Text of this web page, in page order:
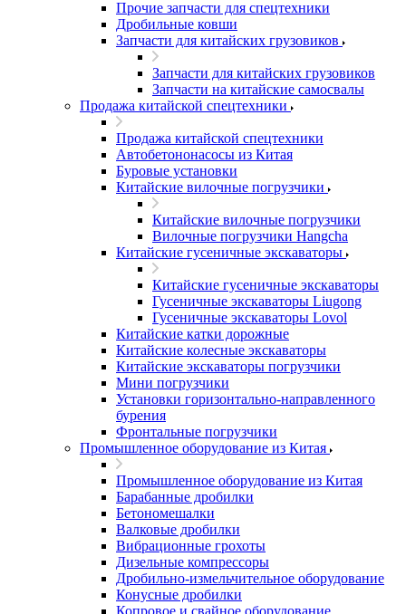
Прочие запчасти для спецтехники
Дробильные ковши
Запчасти для китайских грузовиков
Запчасти для китайских грузовиков
Запчасти на китайские самосвалы
Продажа китайской спецтехники
Продажа китайской спецтехники
Автобетононасосы из Китая
Буровые установки
Китайские вилочные погрузчики
Китайские вилочные погрузчики
Вилочные погрузчики Hangcha
Китайские гусеничные экскаваторы
Китайские гусеничные экскаваторы
Гусеничные экскаваторы Liugong
Гусеничные экскаваторы Lovol
Китайские катки дорожные
Китайские колесные экскаваторы
Китайские экскаваторы погрузчики
Мини погрузчики
Установки горизонтально-направленного
бурения
Фронтальные погрузчики
Промышленное оборудование из Китая
Промышленное оборудование из Китая
Барабанные дробилки
Бетономешалки
Валковые дробилки
Вибрационные грохоты
Дизельные компрессоры
Дробильно-измельчительное оборудование
Конусные дробилки
Копровое и свайное оборудование